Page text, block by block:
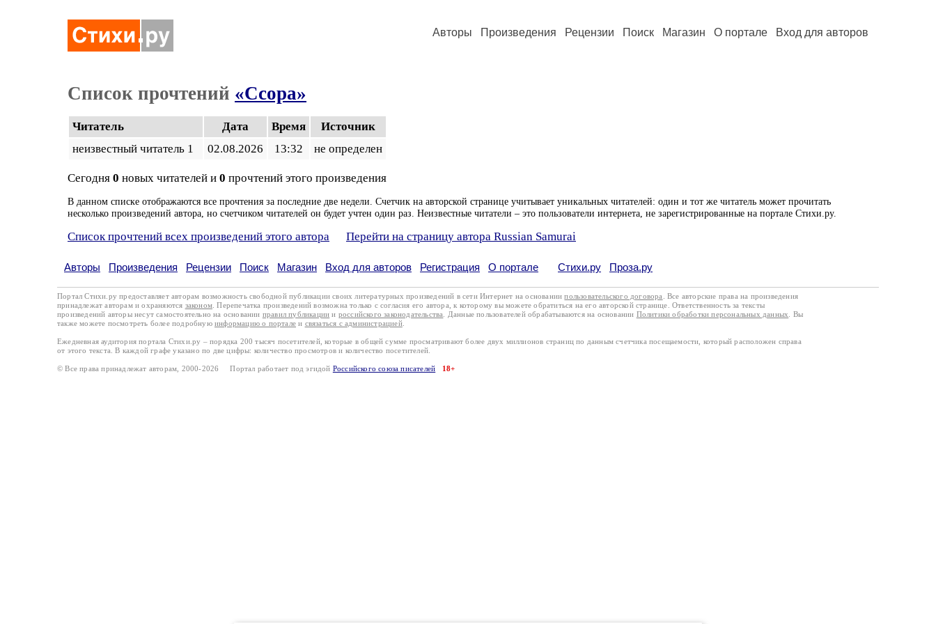
Авторы Произведения Рецензии Поиск Магазин О портале Вход для авторов
Список прочтений «Ссора»
Читатель Дата Время
Источник
неизвестный читатель 1
02.08.2026 13:32 не определен
Сегодня 0 новых читателей и 0 прочтений этого произведения
В данном списке отображаются все прочтения за последние две недели. Счетчик на авторской странице учитывает уникальных читателей: один и тот же читатель может прочитать
несколько произведений автора, но счетчиком читателей он будет учтен один раз. Неизвестные читатели – это пользователи интернета, не зарегистрированные на портале Стихи.ру.
Список прочтений всех произведений этого автора Перейти на страницу автора Russian Samurai
Авторы Произведения Рецензии Поиск Магазин Вход для авторов Регистрация О портале Стихи.ру Проза.ру
Портал Стихи.ру предоставляет авторам возможность свободной публикации своих литературных произведений в сети Интернет на основаниипользовательского договора
. Все авторские права на произведения
принадлежат авторам и охраняются законом . Перепечатка произведений возможна только с согласия его автора, к которому вы можете обратиться на его авторской странице. Ответственность за тексты
произведений авторы несут самостоятельно на основании правил публикации и российского законодательства . Данные пользователей обрабатываются на основании Политики обработки персональных данных
. Вы
также можете посмотреть более подробную информацию о портале и связаться с администрацией.
Ежедневная аудитория портала Стихи.ру – порядка 200 тысяч посетителей, которые в общей сумме просматривают более двух миллионов страниц по данным счетчика посещаемости, который расположен справа
от этого текста. В каждой графе указано по две цифры: количество просмотров и количество посетителей.
© Все права принадлежат авторам, 2000-2026 Портал работает под эгидой Российского союза писателей 18+